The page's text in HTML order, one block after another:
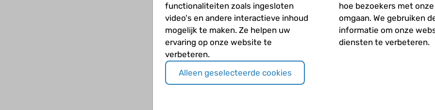
Wat doen
Wat gebeurt er als je
Wat is een voorbeeld
Wat kan er
functionaliteiten zoals ingesloten
video's en andere interactieve inhoud
mogelijk te maken. Ze helpen uw
ervaring op onze website te
verbeteren.
hoe bezoekers met
omgaan. We gebruiken
informatie om onze
diensten te verbeteren.
Alleen geselecteerde cookies